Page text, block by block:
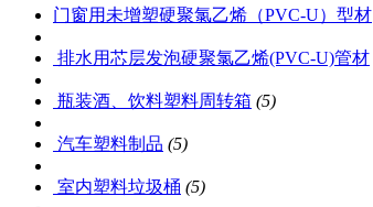
门窗用未增塑硬聚氯乙烯（PVC-U）型材
排水用芯层发泡硬聚氯乙烯(PVC-U)管材
瓶装酒、饮料塑料周转箱 (5)
汽车塑料制品 (5)
室内塑料垃圾桶 (5)